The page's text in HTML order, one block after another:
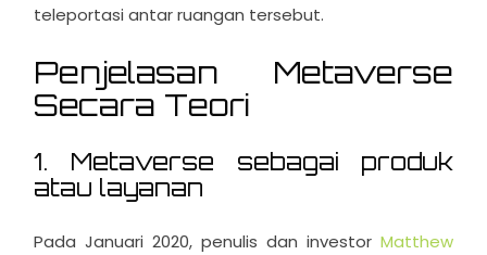
teleportasi antar ruangan tersebut.
Penjelasan Metaverse
Secara Teori
1. Metaverse sebagai produk
atau layanan
Pada Januari 2020, penulis dan investor Matthew